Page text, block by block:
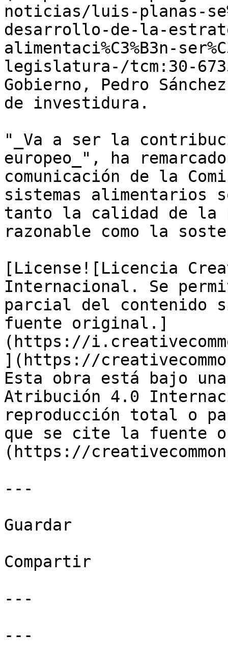
noticias/luis-planas-
desarrollo-de-la-
alimentaci%C3%B3n-
legislatura-/tcm:30-
Gobierno, Pedro
de investidura.
"_Va a ser la
europeo_", ha
comunicación de la
sistemas alimentarios
tanto la calidad de la
razonable como la
[License![Licencia
Internacional. Se
parcial del contenido
fuente original.]
(https://
](https://
Esta obra está bajo
Atribución 4.0
reproducción total o
que se cite la fuente
(https://
---
Guardar
Compartir
---
---